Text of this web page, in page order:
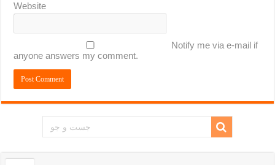
Website
Notify me via e-mail if
anyone answers my comment.